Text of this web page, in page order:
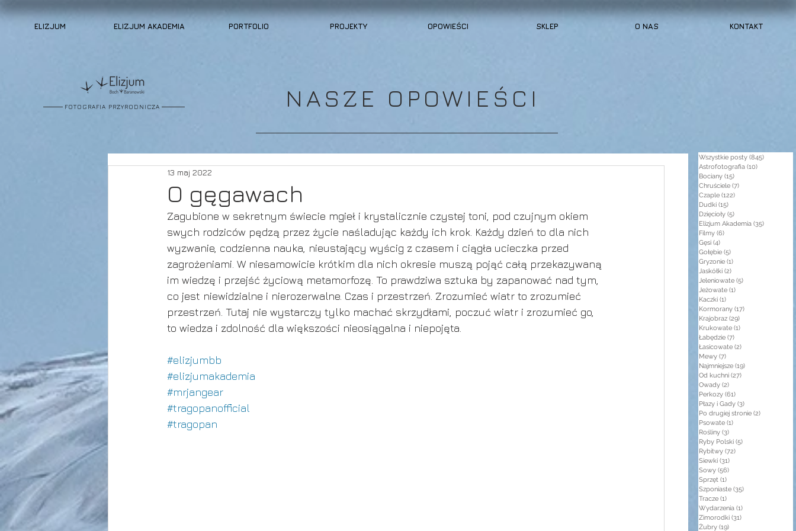
ELIZJUM ELIZJUM AKADEMIA PORTFOLIO PROJEKTY OPOWIEŚCI SKLEP O NAS KONTAKT
FOTOGRAFIA PRZYRODNICZA NASZE OPOWIEŚCI
O gęgawach
13 maj 2022
Zagubione w sekretnym świecie mgieł i krystalicznie czystej toni, pod czujnym okiem
swych rodziców pędzą przez życie naśladując każdy ich krok. Każdy dzień to dla nich
wyzwanie, codzienna nauka, nieustający wyścig z czasem i ciągła ucieczka przed
zagrożeniami. W niesamowicie krótkim dla nich okresie muszą pojąć całą przekazywaną
im wiedzę i przejść życiową metamorfozę. To prawdziwa sztuka by zapanować nad tym,
co jest niewidzialne i nierozerwalne. Czas i przestrzeń. Zrozumieć wiatr to zrozumieć
przestrzeń. Tutaj nie wystarczy tylko machać skrzydłami, poczuć wiatr i zrozumieć go,
to wiedza i zdolność dla większości nieosiągalna i niepojęta.
#elizjumbb
#elizjumakademia
#mrjangear
#tragopanofficial
#tragopan
Wszystkie posty (845)
Astrofotografia (10)
Bociany (15)
Chruściele (7)
Czaple (122)
Dudki (15)
Dzięcioły (5)
Elizjum Akademia (35)
Filmy (6)
Gęsi (4)
Gołębie (5)
Gryzonie (1)
Jaskółki (2)
Jeleniowate (5)
Jeżowate (1)
Kaczki (1)
Kormorany (17)
Krajobraz (29)
Krukowate (1)
Łabędzie (7)
Łasicowate (2)
Mewy (7)
Najmniejsze (19)
Od kuchni (27)
Owady (2)
Perkozy (61)
Płazy i Gady (3)
Po drugiej stronie (2)
Psowate (1)
Rośliny (3)
Ryby Polski (5)
Rybitwy (72)
Siewki (31)
Sowy (56)
Sprzęt (1)
Szponiaste (35)
Tracze (1)
Wydarzenia (1)
Zimorodki (31)
Żubry (19)